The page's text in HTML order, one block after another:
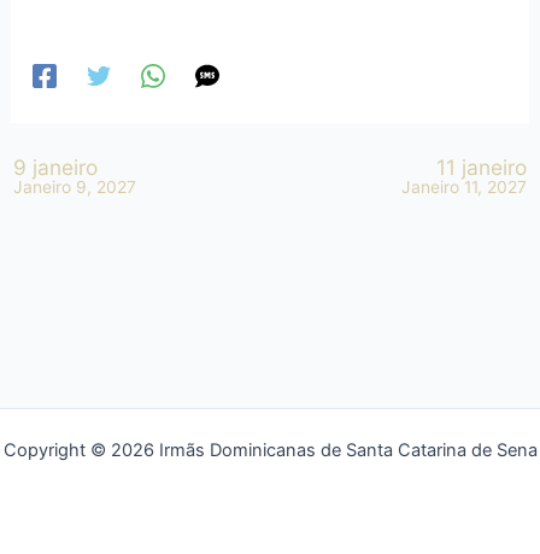
9 janeiro
Janeiro 9, 2027
11 janeiro
Janeiro 11, 2027
Copyright © 2026 Irmãs Dominicanas de Santa Catarina de Sena